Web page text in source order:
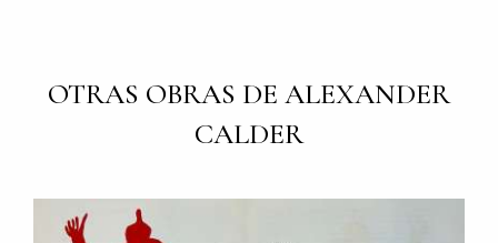
OTRAS OBRAS DE ALEXANDER
CALDER